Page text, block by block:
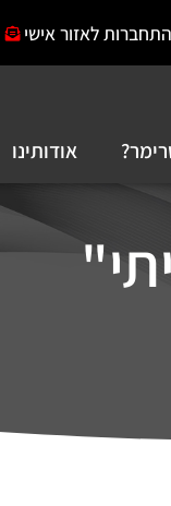
התחברות לאזור אישי
אודותינו